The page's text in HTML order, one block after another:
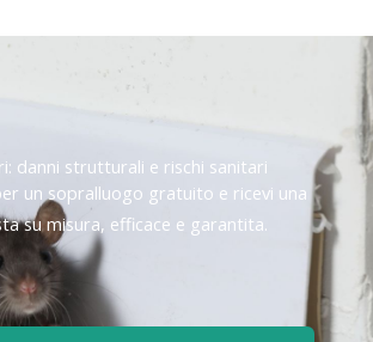
danni strutturali e rischi sanitari
un sopralluogo gratuito e ricevi una
su misura, efficace e garantita.